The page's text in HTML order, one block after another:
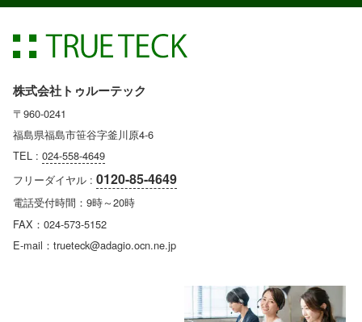
株式会社トゥルーテック
〒960-0241
福島県福島市笹谷字釜川原4-6
TEL : 024-558-4649
フリーダイヤル : 0120-85-4649
電話受付時間：9時～20時
FAX：024-573-5152
E-mail：trueteck@adagio.ocn.ne.jp